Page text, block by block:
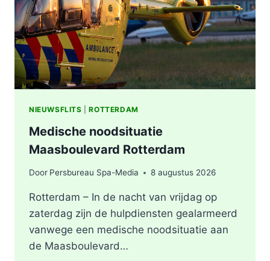
NIEUWSFLITS |ROTTERDAM
Medische noodsituatie
Maasboulevard Rotterdam
Door Persbureau Spa-Media 8 augustus 2026
Rotterdam – In de nacht van vrijdag op
zaterdag zijn de hulpdiensten gealarmeerd
vanwege een medische noodsituatie aan
de Maasboulevard…